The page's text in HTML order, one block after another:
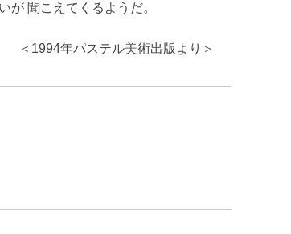
が 聞こえてくるようだ。
＜1994年パステル美術出版より＞